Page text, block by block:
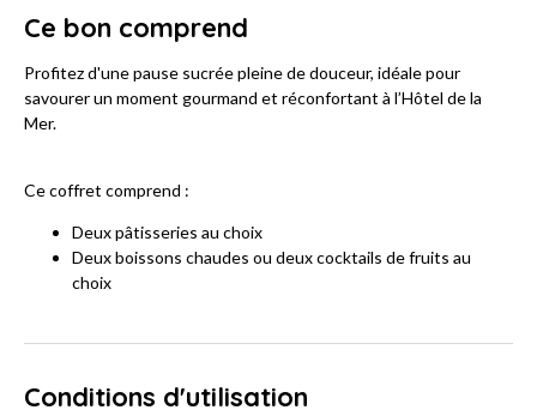
Ce bon comprend
Profitez d'une pause sucrée pleine de douceur, idéale pour
savourer un moment gourmand et réconfortant à l’Hôtel de la
Mer.
Ce coffret comprend :
Deux pâtisseries au choix
Deux boissons chaudes ou deux cocktails de fruits au
choix
Conditions d'utilisation